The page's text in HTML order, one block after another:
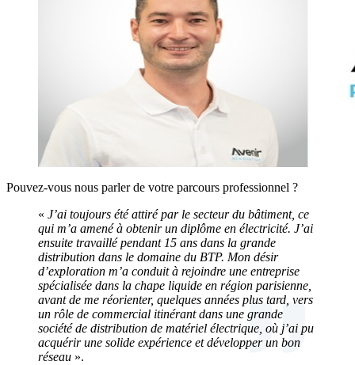
Pouvez-vous nous parler de votre parcours professionnel ?
« J’ai toujours été attiré par le secteur du bâtiment, ce
qui m’a amené à obtenir un diplôme en électricité. J’ai
ensuite travaillé pendant 15 ans dans la grande
distribution dans le domaine du BTP. Mon désir
d’exploration m’a conduit à rejoindre une entreprise
spécialisée dans la chape liquide en région parisienne,
avant de me réorienter, quelques années plus tard, vers
un rôle de commercial itinérant dans une grande
société de distribution de matériel électrique, où j’ai pu
acquérir une solide expérience et développer un bon
réseau ».